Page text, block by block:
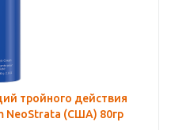
тройного действия
NeoStrata (США) 80гр